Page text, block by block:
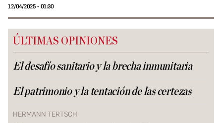
12/04/2025 - 01:30
ÚLTIMAS OPINIONES
El desafío sanitario y la brecha inmunitaria
El patrimonio y la tentación de las certezas
HERMANN TERTSCH